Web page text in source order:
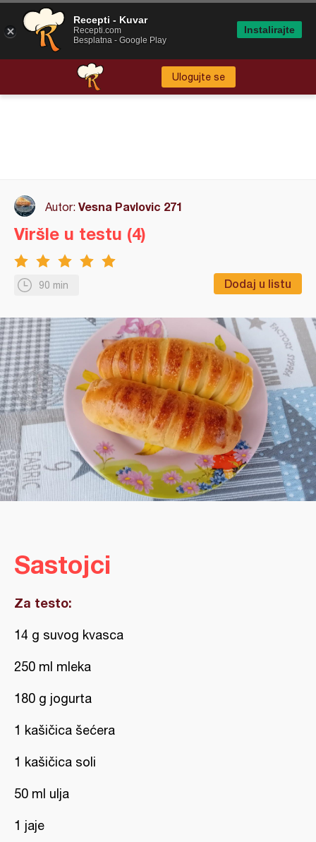
Ulogujte se
Autor: Vesna Pavlovic 271
90 min Dodaj u listu
Viršle u testu (4)
Sastojci
Za testo:
14 g suvog kvasca
250 ml mleka
180 g jogurta
1 kašičica šećera
1 kašičica soli
50 ml ulja
1 jaje
Recepti - Kuvar
Recepti.com
Besplatna - Google Play
Instalirajte